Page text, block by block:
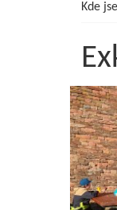
Kde